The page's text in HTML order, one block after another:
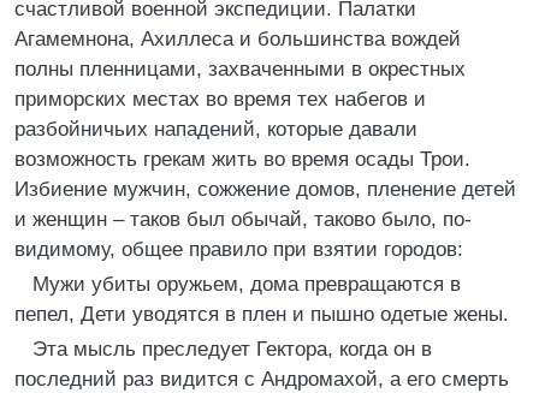
счастливой военной экспедиции. Палатки
Агамемнона, Ахиллеса и большинства вождей
полны пленницами, захваченными в окрестных
приморских местах во время тех набегов и
разбойничьих нападений, которые давали
возможность грекам жить во время осады Трои.
Избиение мужчин, сожжение домов, пленение детей
и женщин – таков был обычай, таково было, по-
видимому, общее правило при взятии городов:
Мужи убиты оружьем, дома превращаются в
пепел, Дети уводятся в плен и пышно одетые жены.
Эта мысль преследует Гектора, когда он в
последний раз видится с Андромахой, а его смерть